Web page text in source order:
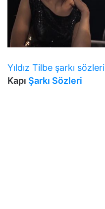
Yıldız Tilbe şarkı sözleri
Kapı Şarkı Sözleri